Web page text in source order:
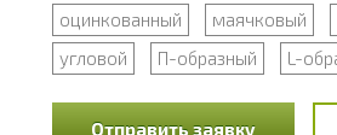
оцинкованный маячковый
угловой
П-образный L-
Отправить заявку